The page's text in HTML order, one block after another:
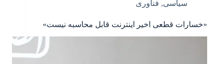
سیاسی, فناوری
«خسارات قطعی اخیر اینترنت قابل محاسبه نیست»